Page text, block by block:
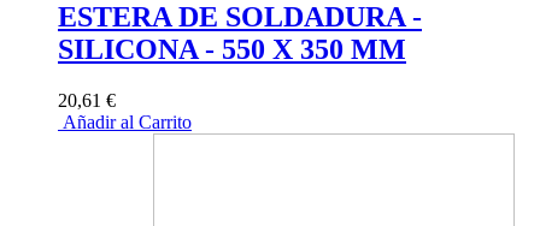
ESTERA DE SOLDADURA -
SILICONA - 550 X 350 MM
20,61 €
Añadir al Carrito